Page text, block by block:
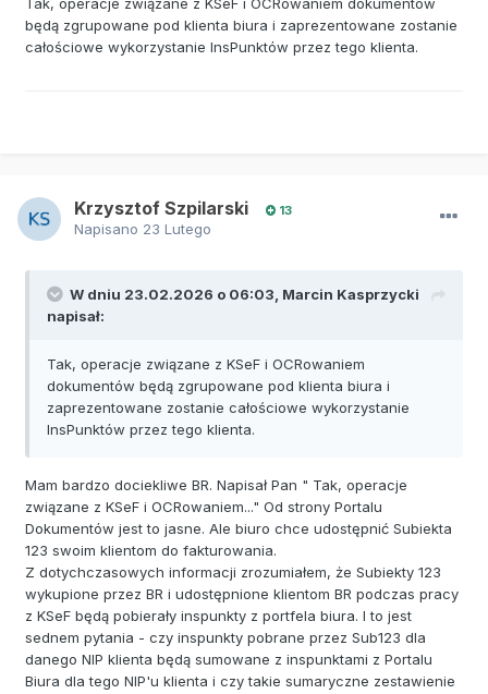
będą zgrupowane pod klienta biura i zaprezentowane zostanie
całościowe wykorzystanie InsPunktów przez tego klienta.
Krzysztof Szpilarski 13
Napisano 23 Lutego
W dniu 23.02.2026 o 06:03, Marcin Kasprzycki
napisał:
Tak, operacje związane z KSeF i OCRowaniem
dokumentów będą zgrupowane pod klienta biura i
zaprezentowane zostanie całościowe wykorzystanie
InsPunktów przez tego klienta.
Mam bardzo dociekliwe BR. Napisał Pan " Tak, operacje
związane z KSeF i OCRowaniem..." Od strony Portalu
Dokumentów jest to jasne. Ale biuro chce udostępnić Subiekta
123 swoim klientom do fakturowania.
Z dotychczasowych informacji zrozumiałem, że Subiekty 123
wykupione przez BR i udostępnione klientom BR podczas pracy
z KSeF będą pobierały inspunkty z portfela biura. I to jest
sednem pytania - czy inspunkty pobrane przez Sub123 dla
danego NIP klienta będą sumowane z inspunktami z Portalu
Biura dla tego NIP'u klienta i czy takie sumaryczne zestawienie